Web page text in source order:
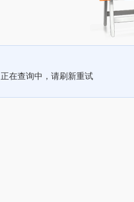
正在查询中，请刷新重试